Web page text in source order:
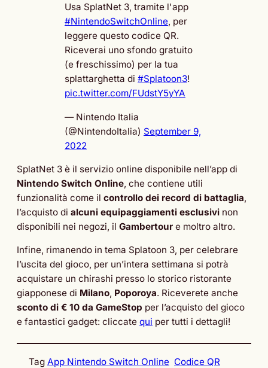
Usa SplatNet 3, tramite l'app
#NintendoSwitchOnline, per
leggere questo codice QR.
Riceverai uno sfondo gratuito
(e freschissimo) per la tua
splattarghetta di #Splatoon3!
pic.twitter.com/FUdstY5yYA
— Nintendo Italia
(@NintendoItalia) September 9,
2022
SplatNet 3 è il servizio online disponibile nell’app di
Nintendo Switch Online, che contiene utili
funzionalità come il controllo dei record di battaglia,
l’acquisto di alcuni equipaggiamenti esclusivi non
disponibili nei negozi, il Gambertour e moltro altro.
Infine, rimanendo in tema Splatoon 3, per celebrare
l’uscita del gioco, per un’intera settimana si potrà
acquistare un chirashi presso lo storico ristorante
giapponese di Milano, Poporoya. Riceverete anche
sconto di € 10 da GameStop per l’acquisto del gioco
e fantastici gadget: cliccate qui per tutti i dettagli!
Tag App Nintendo Switch Online Codice QR